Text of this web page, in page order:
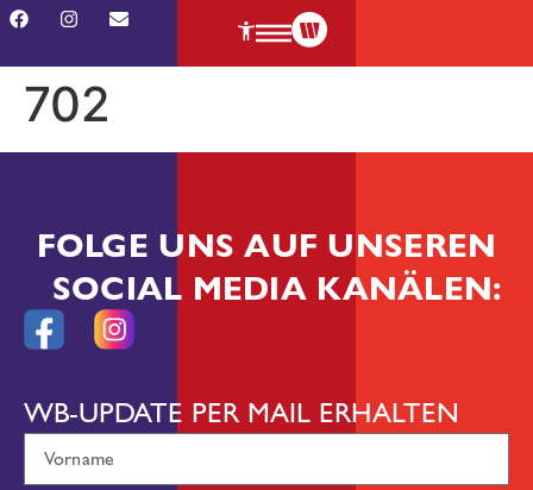
702
FOLGE UNS AUF UNSEREN
SOCIAL MEDIA KANÄLEN:
WB-UPDATE PER MAIL ERHALTEN